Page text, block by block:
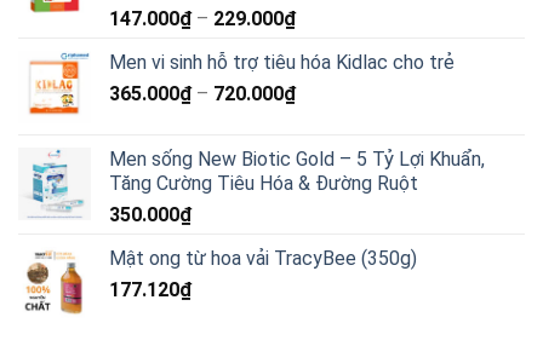
147.000₫– 229.000₫
Men vi sinh hỗ trợ tiêu hóa Kidlac cho trẻ
365.000₫– 720.000₫
Men sống New Biotic Gold – 5 Tỷ Lợi Khuẩn,
Tăng Cường Tiêu Hóa & Đường Ruột
350.000₫
Mật ong từ hoa vải TracyBee (350g)
177.120₫